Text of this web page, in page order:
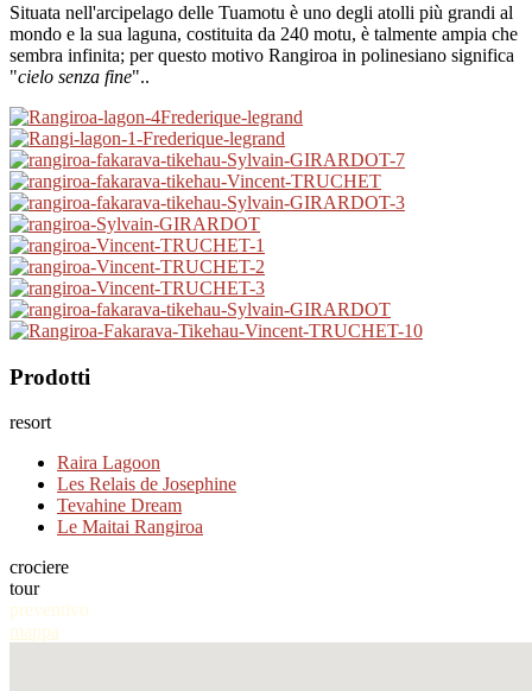
Situata nell'arcipelago delle Tuamotu è uno degli atolli più grandi al
mondo e la sua laguna, costituita da 240 motu, è talmente ampia che
sembra infinita; per questo motivo Rangiroa in polinesiano significa
"cielo senza fine"..
Prodotti
resort
Raira Lagoon
Les Relais de Josephine
Tevahine Dream
Le Maitai Rangiroa
crociere
tour
preventivo
mappa